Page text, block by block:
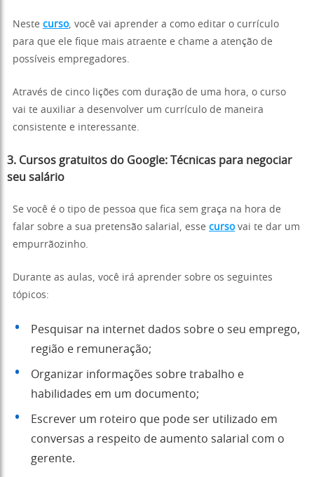
Neste curso, você vai aprender a como editar o currículo
para que ele fique mais atraente e chame a atenção de
possíveis empregadores.
Através de cinco lições com duração de uma hora, o curso
vai te auxiliar a desenvolver um currículo de maneira
consistente e interessante.
3. Cursos gratuitos do Google: Técnicas para negociar
seu salário
Se você é o tipo de pessoa que fica sem graça na hora de
falar sobre a sua pretensão salarial, esse cursovai te dar um
empurrãozinho.
Durante as aulas, você irá aprender sobre os seguintes
tópicos:
Pesquisar na internet dados sobre o seu emprego,
região e remuneração;
Organizar informações sobre trabalho e
habilidades em um documento;
Escrever um roteiro que pode ser utilizado em
conversas a respeito de aumento salarial com o
gerente.